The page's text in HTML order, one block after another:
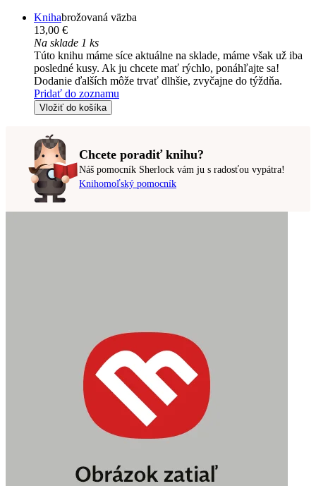
Knihabrožovaná väzba
13,00 €
Na sklade 1 ks
Túto knihu máme síce aktuálne na sklade, máme však už iba
posledné kusy. Ak ju chcete mať rýchlo, ponáhľajte sa!
Dodanie ďalších môže trvať dlhšie, zvyčajne do týždňa.
Pridať do zoznamu
Vložiť do košíka
Chcete poradiť knihu?
Náš pomocník Sherlock vám ju s radosťou vypátra!
Knihomoľský pomocník